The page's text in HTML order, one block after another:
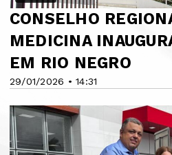
29/01/2026 • 14:31
CONSELHO
MEDICINA
EM RIO NEGRO